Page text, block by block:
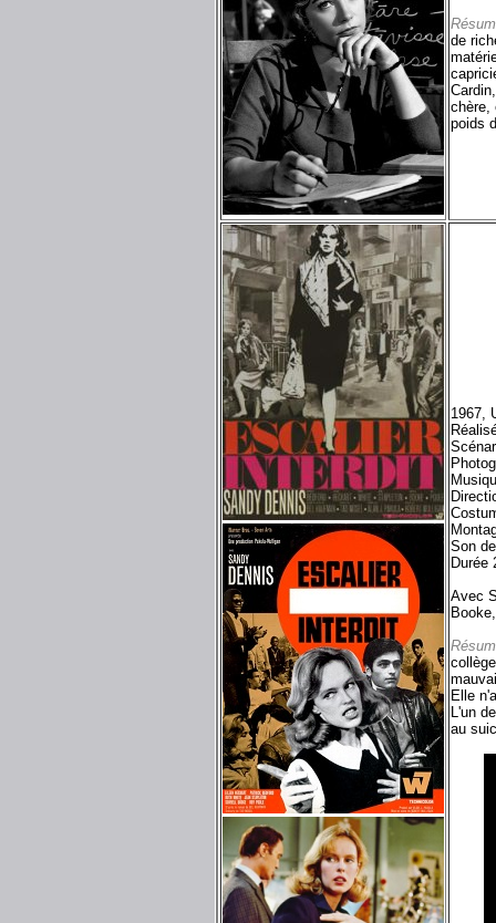
de
chère,
poids
1967,
Son
Durée
Avec
Elle
L'un
au